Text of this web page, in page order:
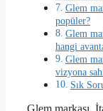
Glem
popüler?
Glem
hangi
Glem
vizyona
Sık